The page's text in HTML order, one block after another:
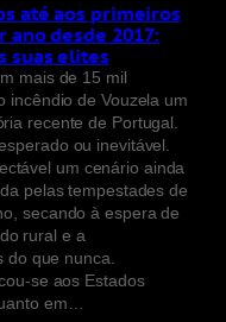
até aos primeiros
desde 2017:
suas elites
mais de 15 mil
incêndio de Vouzela um
recente de Portugal.
ou inevitável.
um cenário ainda
pelas tempestades de
secando à espera de
rural e a
que nunca.
se aos Estados
em…